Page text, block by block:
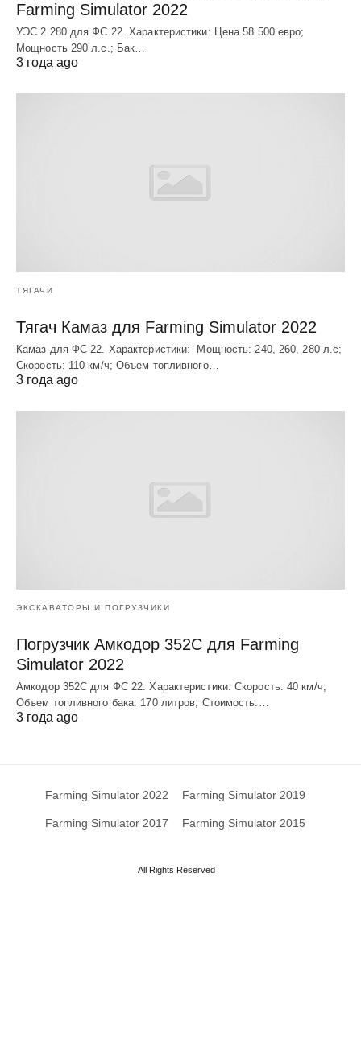
Farming Simulator 2022
УЭC 2 280 для ФС 22. Характеристики: Цена 58 500 евро;
Мощность 290 л.с.; Бак…
3 года ago
ТЯГАЧИ
Тягач Камаз для Farming Simulator 2022
Камаз для ФС 22. Характеристики: Мощность: 240, 260, 280 л.с;
Скорость: 110 км/ч; Объем топливного…
3 года ago
ЭКСКАВАТОРЫ И ПОГРУЗЧИКИ
Погрузчик Амкодор 352С для Farming
Simulator 2022
Амкодор 352С для ФС 22. Характеристики: Скорость: 40 км/ч;
Объем топливного бака: 170 литров; Стоимость:…
3 года ago
Farming Simulator 2022 Farming Simulator 2019
Farming Simulator 2017 Farming Simulator 2015
All Rights Reserved